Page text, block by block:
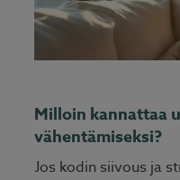
Milloin kannattaa
vähentämiseksi?
Jos kodin siivous ja